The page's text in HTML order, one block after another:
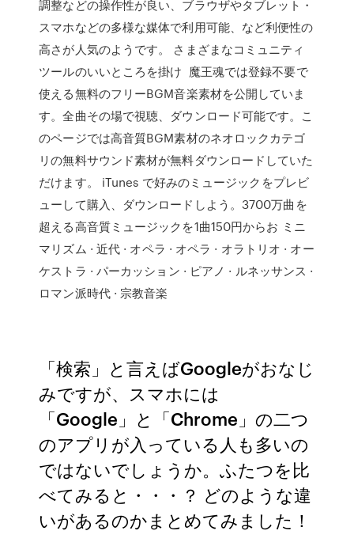
調整などの操作性が良い、ブラウザやタブレット・
スマホなどの多様な媒体で利用可能、など利便性の
高さが人気のようです。 さまざまなコミュニティ
ツールのいいところを掛け 魔王魂では登録不要で
使える無料のフリーBGM音楽素材を公開していま
す。全曲その場で視聴、ダウンロード可能です。こ
のページでは高音質BGM素材のネオロックカテゴ
リの無料サウンド素材が無料ダウンロードしていた
だけます。 iTunes で好みのミュージックをプレビ
ューして購入、ダウンロードしよう。3700万曲を
超える高音質ミュージックを1曲150円からお ミニ
マリズム · 近代 · オペラ · オペラ · オラトリオ · オー
ケストラ · パーカッション · ピアノ · ルネッサンス ·
ロマン派時代 · 宗教音楽
「検索」と言えばGoogleがおなじ
みですが、スマホには
「Google」と「Chrome」の二つ
のアプリが入っている人も多いの
ではないでしょうか。ふたつを比
べてみると・・・？ どのような違
いがあるのかまとめてみました！